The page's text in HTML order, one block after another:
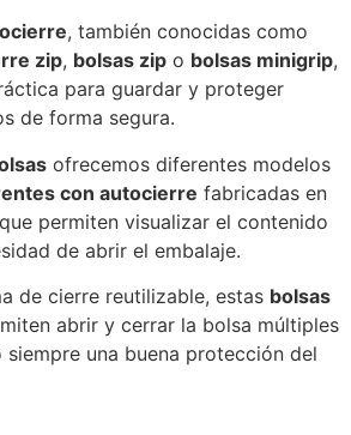
, también conocidas como
zip, bolsas zip o bolsas minigrip,
para guardar y proteger
de forma segura.
ofrecemos diferentes modelos
con autocierre fabricadas en
permiten visualizar el contenido
de abrir el embalaje.
de cierre reutilizable, estas bolsas
abrir y cerrar la bolsa múltiples
siempre una buena protección del